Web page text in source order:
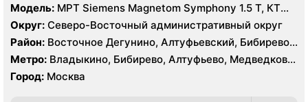
Модель: МРТ Siemens Magnetom Symphony 1.5 Т, КТ
Toshiba Aquilion 16 срезов, УЗИ Toshiba
Округ: Северо-Восточный административный округ
Район: Восточное Дегунино, Алтуфьевский, Бибирево,
Лианозово, Лосиноостровский, Отрадное, Свиблово,
Северное Медведково, Южное Медведково,
Ярославский
Метро: Владыкино, Бибирево, Алтуфьево, Медведково,
Окружная, Отрадное, Верхние Лихоборы,
Селигерская, Лианозово
Город: Москва